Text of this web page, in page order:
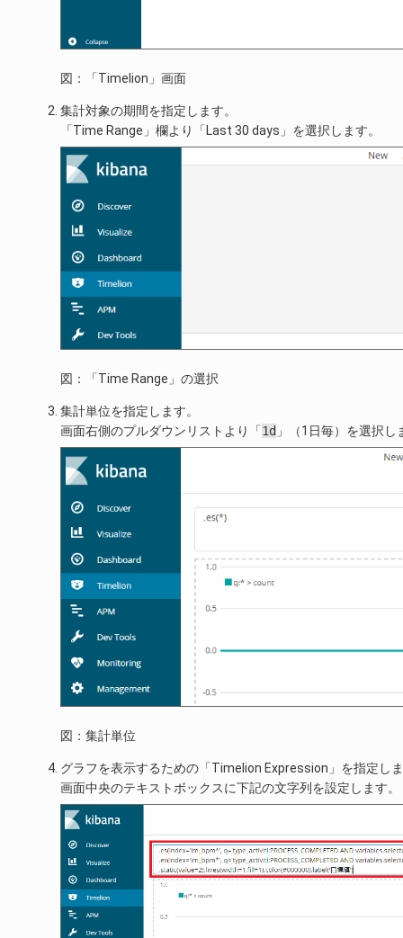
図：「Timelion」画面
集計対象の期間を指定します。
「Time Range」欄より「Last 30 days」を選択します。
図：「Time Range」の選択
集計単位を指定します。
画面右側のプルダウンリストより「1d 」（1日毎）を選択し
図：集計単位
グラフを表示するための「Timelion Expression」を指定し
画面中央のテキストボックスに下記の文字列を設定します。